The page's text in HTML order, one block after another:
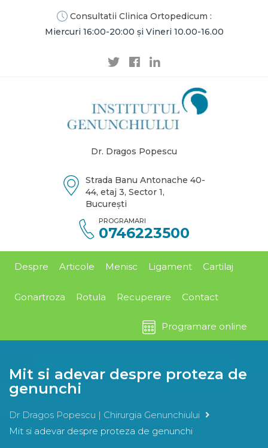
Consultatii Clinica Ortopedicum :
Miercuri 16:00-20:00 și Vineri 10.00-16.00
Dr. Dragos Popescu
Strada Banu Antonache 40-
44, etaj 3, Sector 1,
București
PROGRAMARI
0746223500
Despre Articole Menisc Ligament Cartilaj
Gonartroza Rotula Recuperare Contact
Programare online
Mit si adevar despre proteza de
genunchi
Dr Dragos Popescu | Chirurgia Genunchiului
Mit si adevar despre proteza de genunchi